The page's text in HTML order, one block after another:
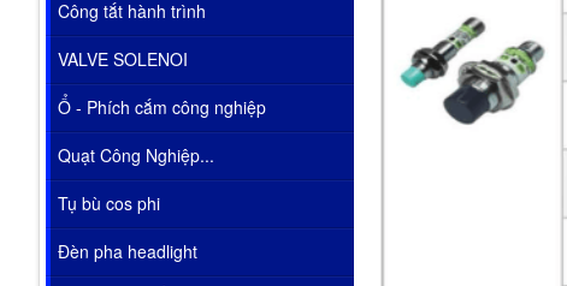
Công tắt hành trình
VALVE SOLENOI
Ổ - Phích cắm công nghiệp
Quạt Công Nghiệp...
Tụ bù cos phi
Đèn pha headlight